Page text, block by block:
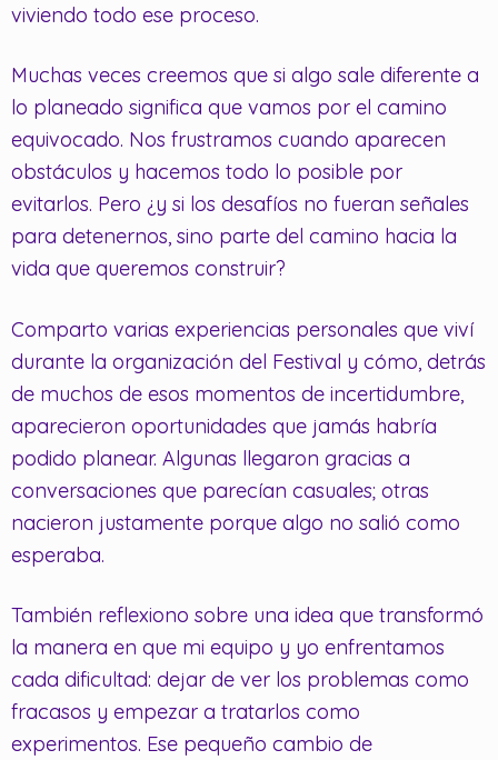
viviendo todo ese proceso.
Muchas veces creemos que si algo sale diferente a
lo planeado significa que vamos por el camino
equivocado. Nos frustramos cuando aparecen
obstáculos y hacemos todo lo posible por
evitarlos. Pero ¿y si los desafíos no fueran señales
para detenernos, sino parte del camino hacia la
vida que queremos construir?
Comparto varias experiencias personales que viví
durante la organización del Festival y cómo, detrás
de muchos de esos momentos de incertidumbre,
aparecieron oportunidades que jamás habría
podido planear. Algunas llegaron gracias a
conversaciones que parecían casuales; otras
nacieron justamente porque algo no salió como
esperaba.
También reflexiono sobre una idea que transformó
la manera en que mi equipo y yo enfrentamos
cada dificultad: dejar de ver los problemas como
fracasos y empezar a tratarlos como
experimentos. Ese pequeño cambio de